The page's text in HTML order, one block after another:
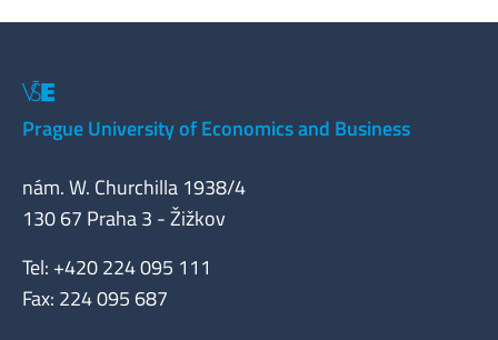
Prague University of Economics and Business
nám. W. Churchilla 1938/4
130 67 Praha 3 - Žižkov
Tel: +420 224 095 111
Fax: 224 095 687